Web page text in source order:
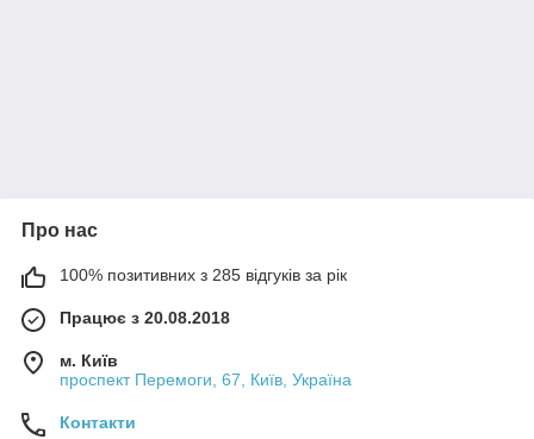
Про нас
100% позитивних з 285 відгуків за рік
Працює з 20.08.2018
м. Київ
проспект Перемоги, 67, Київ, Україна
Контакти